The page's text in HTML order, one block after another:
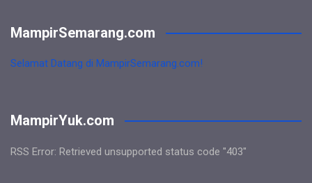
MampirSemarang.com
Selamat Datang di MampirSemarang.com!
MampirYuk.com
RSS Error: Retrieved unsupported status code "403"